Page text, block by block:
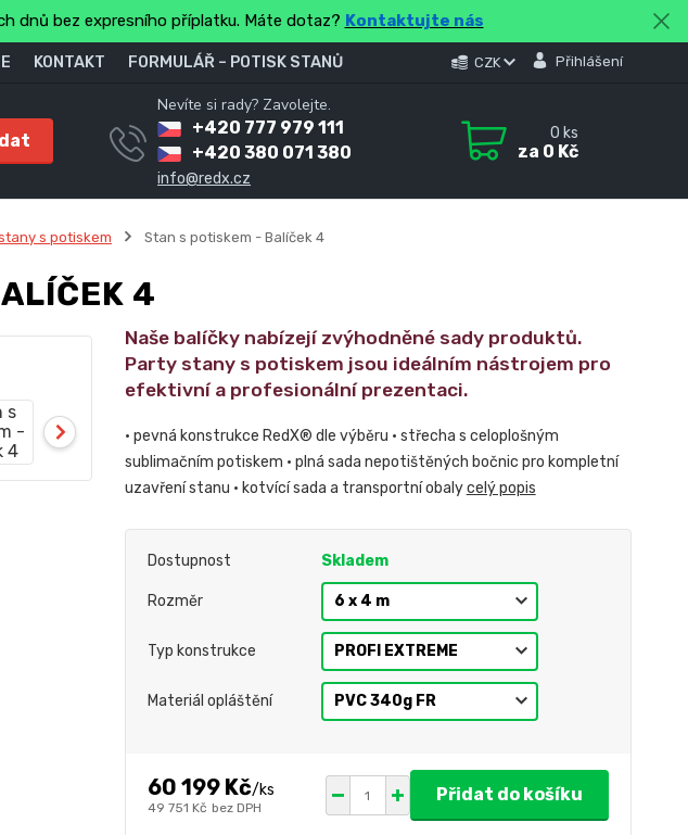
dnů bez expresního příplatku. Máte dotaz? Kontaktujte nás
KONTAKT FORMULÁŘ – POTISK STANŮ CZK Přihlášení
Nevíte si rady? Zavolejte.
+420 777 979 111
+420 380 071 380
info@redx.cz
0 ks
za 0 Kč
s potiskem Stan s potiskem - Balíček 4
4
Naše balíčky nabízejí zvýhodněné sady produktů.
Party stany s potiskem jsou ideálním nástrojem pro
efektivní a profesionální prezentaci.
• pevná konstrukce RedX® dle výběru • střecha s celoplošným
sublimačním potiskem • plná sada nepotištěných bočnic pro kompletní
uzavření stanu • kotvící sada a transportní obalycelý popis
Dostupnost Skladem
Rozměr
Typ konstrukce
Materiál opláštění
60 199 Kč/ks
49 751 Kč bez DPH
Přidat do košíku